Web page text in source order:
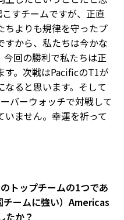
すチームですが、正直
ちよりも規律を守ったプ
すから、私たちは今かな
今回の勝利で私たちは正
す。次戦はPacificのT1が
ると思います。そして
バーウォッチで対戦して
いません。幸運を祈って
トップチームの1つであ
チームに強い）Americas
たか？